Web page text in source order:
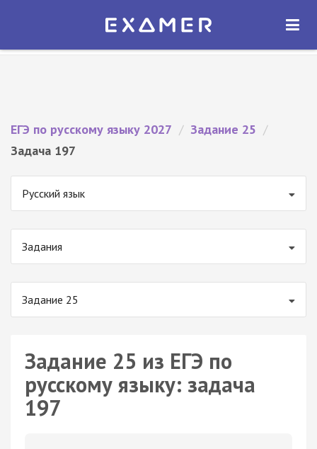
Экзамер — ЕГЭ 2027
ОТКРЫТЬ
ЕГЭ по русскому языку 2027 / Задание 25 /
Задача 197
Русский язык
Задания
Задание 25
Задание 25 из ЕГЭ по
русскому языку: задача
197